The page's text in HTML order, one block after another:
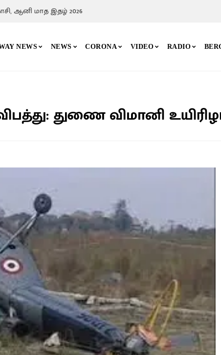
ஆனி மாத இதழ் 2026
NEWS NEWS CORONA VIDEO RADIO
துணை விமானி